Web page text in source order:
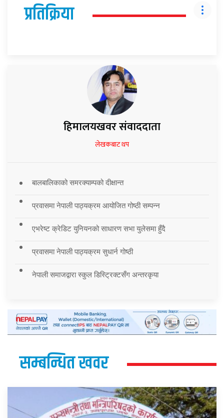
प्रतिक्रिया
हिमालयखवर संवाददाता
लेखकबाट थप
बालबालिकाको समरक्याम्पको दीक्षान्त
प्रवासमा नेपाली पाठ्यक्रम आयोजित गोष्ठी सम्पन्न
एभरेष्ट क्रेडिट युनियनको साधारण सभा युलेसमा हुँदै
प्रवासमा नेपाली पाठ्यक्रम सुधार्न गोष्ठी
नेपाली समाजद्वारा स्कुल डिस्ट्रिक्टसँग अन्तरकृया
सम्बन्धित खवर